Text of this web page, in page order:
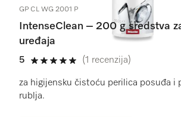
GP CL WG 2001 P
IntenseClean – 200 g sredstva
uređaja
5
5 od 5
(1 recenzija)
za higijensku čistoću perilica posuđa i
rublja.